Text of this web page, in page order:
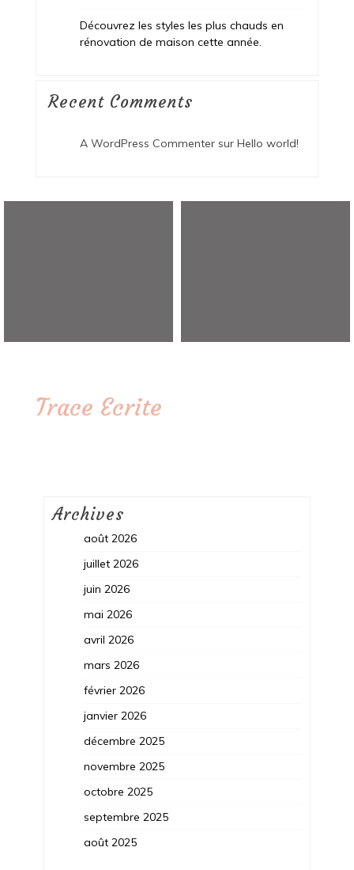
Découvrez les styles les plus chauds en
rénovation de maison cette année.
Recent Comments
A WordPress Commentersur Hello world!
Trace Ecrite
Archives
août 2026
juillet 2026
juin 2026
mai 2026
avril 2026
mars 2026
février 2026
janvier 2026
décembre 2025
novembre 2025
octobre 2025
septembre 2025
août 2025